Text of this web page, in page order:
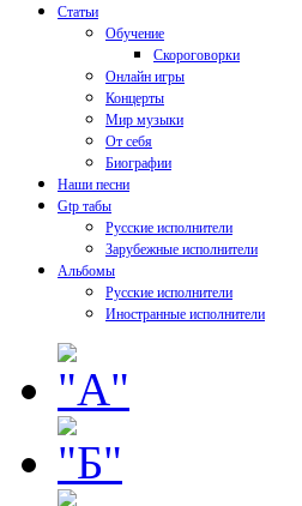
Статьи
Обучение
Скороговорки
Онлайн игры
Концерты
Мир музыки
От себя
Биографии
Наши песни
Gtp табы
Русские исполнители
Зарубежные исполнители
Альбомы
Русские исполнители
Иностранные исполнители